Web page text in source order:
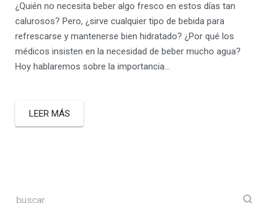
¿Quién no necesita beber algo fresco en estos días tan
calurosos? Pero, ¿sirve cualquier tipo de bebida para
refrescarse y mantenerse bien hidratado? ¿Por qué los
médicos insisten en la necesidad de beber mucho agua?
Hoy hablaremos sobre la importancia…
LEER MÁS